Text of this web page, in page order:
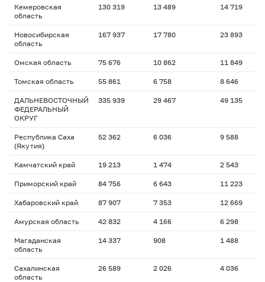
Кемеровская
область
130 319 13 489 14 719
Новосибирская
область
167 937 17 780 23 893
Омская область 75 676 10 862 11 849
Томская область 55 861 6 758 8 646
ДАЛЬНЕВОСТОЧНЫЙ
ФЕДЕРАЛЬНЫЙ
ОКРУГ
335 939 29 467 49 135
Республика Саха
(Якутия)
52 362 6 036 9 588
Камчатский край 19 213 1 474 2 543
Приморский край 84 756 6 643 11 223
Хабаровский край 87 907 7 353 12 669
Амурская область 42 832 4 166 6 298
Магаданская
область
14 337 908 1 488
Сахалинская
область
26 589 2 026 4 036